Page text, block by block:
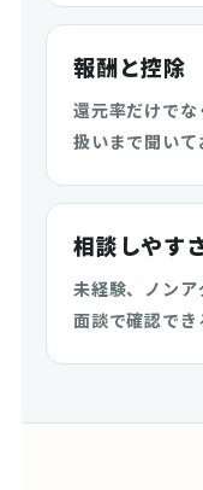
報酬と控除
還元率だけで
扱いまで聞いて
相談しやす
未経験、ノン
面談で確認でき